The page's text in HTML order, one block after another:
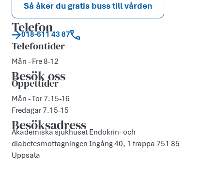
Så åker du gratis buss till vården
Telefon
018-611 43 87
Telefontider
Mån - Fre 8-12
Besök oss
Öppettider
Mån - Tor 7.15-16
Fredagar 7.15-15
Besöksadress
Akademiska sjukhuset Endokrin- och
diabetesmottagningen Ingång 40, 1 trappa 751 85
Uppsala